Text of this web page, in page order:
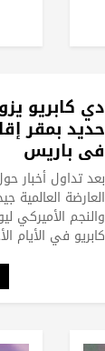
دي كابريو
حديد بمقر
في باريس
بعد تداول أخبار
العارضة العالمية
والنجم الأميركي
كابريو في الأيام